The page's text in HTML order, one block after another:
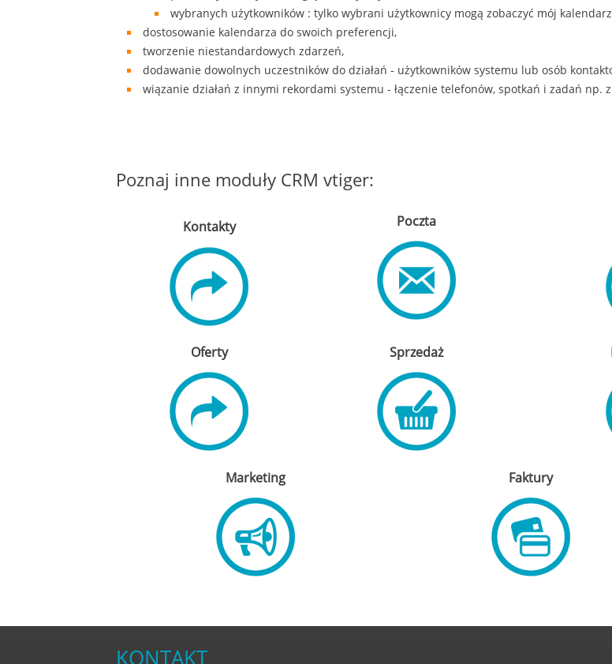
wybranych użytkowników : tylko wybrani użytkownicy mogą zobaczyć mój
dostosowanie kalendarza do swoich preferencji,
tworzenie niestandardowych zdarzeń,
dodawanie dowolnych uczestników do działań - użytkowników systemu lub osób
wiązanie działań z innymi rekordami systemu - łączenie telefonów, spotkań i zadań np.
Poznaj inne moduły CRM vtiger:
Kontakty Poczta
Oferty Sprzedaż
Marketing Faktury
KONTAKT